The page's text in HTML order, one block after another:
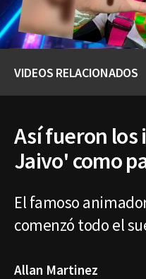
VIDEOS RELACIONADOS
Así fueron los
Jaivo' como
El famoso
comenzó todo el
Allan Martinez